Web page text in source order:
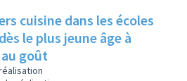
cuisine dans les écoles
le plus jeune âge à
goût